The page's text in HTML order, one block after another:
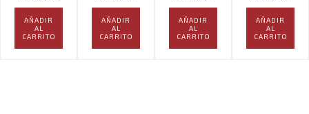
AÑADIR
AL
CARRITO
AÑADIR
AL
CARRITO
AÑADIR
AL
CARRITO
AÑADIR
AL
CARRITO